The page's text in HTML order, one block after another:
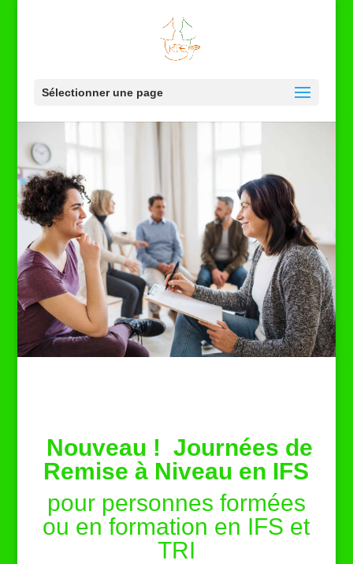
Sélectionner une page
Nouveau ! Journées de
Remise à Niveau en IFS
pour personnes formées
ou en formation en IFS et
TRI